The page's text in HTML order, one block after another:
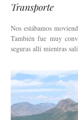
Transporte
Nos estábamos
También fue muy
seguras allí mientras